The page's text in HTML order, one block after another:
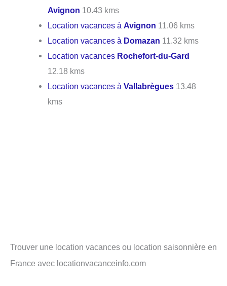
Avignon 10.43 kms
Location vacances àAvignon 11.06 kms
Location vacances à Domazan 11.32 kms
Location vacances Rochefort-du-Gard
12.18 kms
Location vacances àVallabrègues 13.48
kms
Trouver une location vacances ou location saisonnière en
France avec locationvacanceinfo.com